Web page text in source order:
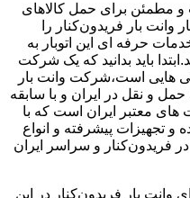
و مطمئن برای حمل کالاهای
بار فریدون‌کنار را
حرفه ای این اتوبار به
باید بدانید که یک شرکت
هایی است،شرکت وانت بار
و نقل در ایران و با سابقه
معتبر ایران است که با
و تجهیزات پیشرفته و انواع
فریدون‌کنار و سراسر ایران
وانت بار فریدون‌کنار در این